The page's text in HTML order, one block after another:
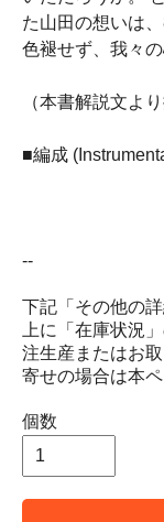
た山田の想いは
色褪せず、我々
（本書解説文より
■編成
--
下記「その他の
上に「在庫状況
注生産またはお
寄せの場合は本
個数